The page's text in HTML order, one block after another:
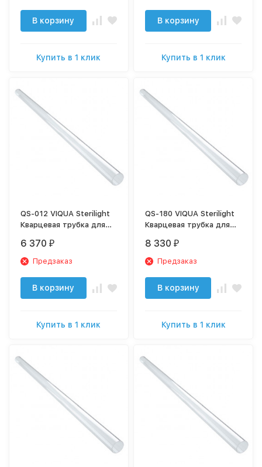
В корзину
Купить в 1 клик
В корзину
Купить в 1 клик
QS-012 VIQUA Sterilight
Кварцевая трубка для
S24Q
6 370 ₽
Предзаказ
В корзину
Купить в 1 клик
QS-180 VIQUA Sterilight
Кварцевая трубка для
8 330 ₽
Предзаказ
В корзину
Купить в 1 клик